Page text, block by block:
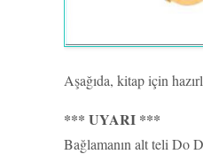
Aşağıda, kitap için
*** UYARI ***
Bağlamanın alt teli Do